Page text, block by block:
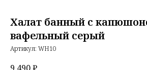
Халат банный с
вафельный серый
Артикул: WH10